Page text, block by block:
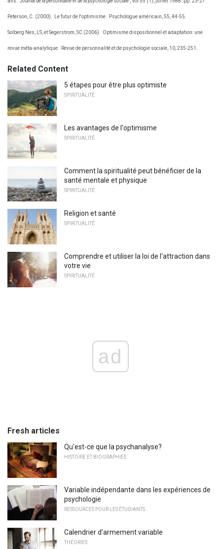
Peterson, C. (2000). Le futur de l'optimisme. Psychologue américain, 55, 44-55.
Solberg Nes, LS, et Segerstrom, SC (2006). Optimisme dispositionnel et adaptation: une
revue méta-analytique. Revue de personnalité et de psychologie sociale, 10, 235-251.
Related Content
5 étapes pour être plus optimiste
SPIRITUALITÉ
Les avantages de l'optimisme
SPIRITUALITÉ
Comment la spiritualité peut bénéficier de la
santé mentale et physique
SPIRITUALITÉ
Religion et santé
SPIRITUALITÉ
Comprendre et utiliser la loi de l'attraction dans
votre vie
SPIRITUALITÉ
ad
Fresh articles
Qu'est-ce que la psychanalyse?
HISTOIRE ET BIOGRAPHIES
Variable indépendante dans les expériences de
psychologie
RESSOURCES POUR LES ÉTUDIANTS
Calendrier d'armement variable
THÉORIES